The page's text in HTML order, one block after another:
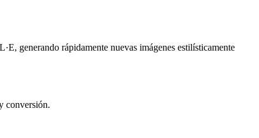
generando rápidamente nuevas imágenes estilísticamente
conversión.